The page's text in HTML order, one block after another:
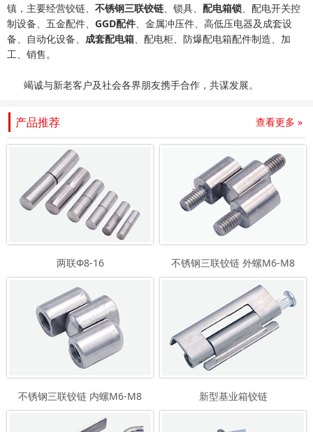
镇，主要经营铰链、 不锈钢三联铰链、锁具、 配电箱锁、配电开关控
制设备、五金配件、 GGD配件、金属冲压件、高低压电器及成套设
备、自动化设备、 成套配电箱、配电柜、防爆配电箱配件制造、加
工、销售。
竭诚与新老客户及社会各界朋友携手合作，共谋发展。
产品推荐 查看更多 »
两联Φ8-16 不锈钢三联铰链 外螺M6-M8
不锈钢三联铰链 内螺M6-M8 新型基业箱铰链